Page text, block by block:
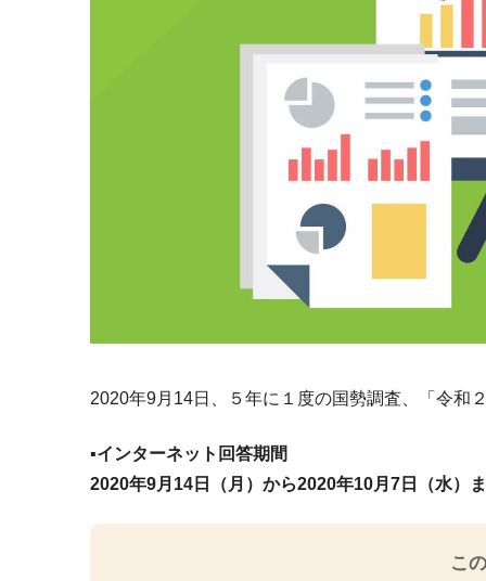
2020年9月14日、５年に１度の国勢調査、「令和
▪️インターネット回答期間
2020年9月14日（月）から2020年10月7日（水）
こ